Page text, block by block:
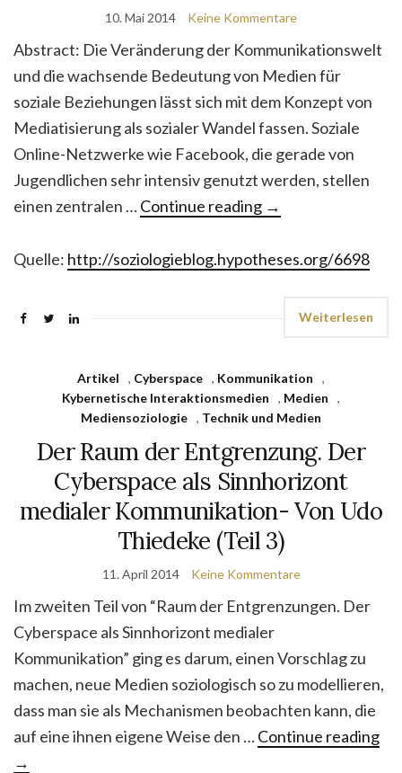
10. Mai 2014 Keine Kommentare
Abstract: Die Veränderung der Kommunikationswelt
und die wachsende Bedeutung von Medien für
soziale Beziehungen lässt sich mit dem Konzept von
Mediatisierung als sozialer Wandel fassen. Soziale
Online-Netzwerke wie Facebook, die gerade von
Jugendlichen sehr intensiv genutzt werden, stellen
einen zentralen …Continue reading →
Quelle: http://soziologieblog.hypotheses.org/6698
Weiterlesen
Artikel , Cyberspace , Kommunikation
,
Kybernetische Interaktionsmedien
, Medien
,
Mediensoziologie , Technik und Medien
Der Raum der Entgrenzung. Der
Cyberspace als Sinnhorizont
medialer Kommunikation- Von Udo
Thiedeke (Teil 3)
11. April 2014 Keine Kommentare
Im zweiten Teil von “Raum der Entgrenzungen. Der
Cyberspace als Sinnhorizont medialer
Kommunikation” ging es darum, einen Vorschlag zu
machen, neue Medien soziologisch so zu modellieren,
dass man sie als Mechanismen beobachten kann, die
auf eine ihnen eigene Weise den …Continue reading
→